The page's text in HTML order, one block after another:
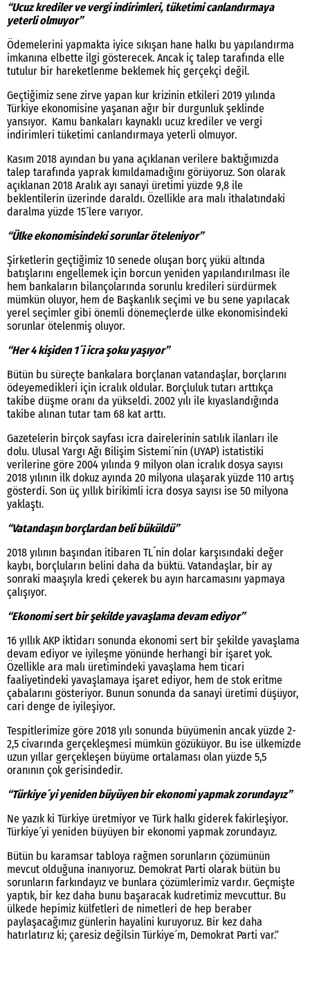
“Ucuz krediler ve vergi indirimleri, tüketimi canlandırmaya
yeterli olmuyor”
Ödemelerini yapmakta iyice sıkışan hane halkı bu yapılandırma
imkanına elbette ilgi gösterecek. Ancak iç talep tarafında elle
tutulur bir hareketlenme beklemek hiç gerçekçi değil.
Geçtiğimiz sene zirve yapan kur krizinin etkileri 2019 yılında
Türkiye ekonomisine yaşanan ağır bir durgunluk şeklinde
yansıyor. Kamu bankaları kaynaklı ucuz krediler ve vergi
indirimleri tüketimi canlandırmaya yeterli olmuyor.
Kasım 2018 ayından bu yana açıklanan verilere baktığımızda
talep tarafında yaprak kımıldamadığını görüyoruz. Son olarak
açıklanan 2018 Aralık ayı sanayi üretimi yüzde 9,8 ile
beklentilerin üzerinde daraldı. Özellikle ara malı ithalatındaki
daralma yüzde 15´lere varıyor.
“Ülke ekonomisindeki sorunlar öteleniyor”
Şirketlerin geçtiğimiz 10 senede oluşan borç yükü altında
batışlarını engellemek için borcun yeniden yapılandırılması ile
hem bankaların bilançolarında sorunlu kredileri sürdürmek
mümkün oluyor, hem de Başkanlık seçimi ve bu sene yapılacak
yerel seçimler gibi önemli dönemeçlerde ülke ekonomisindeki
sorunlar ötelenmiş oluyor.
“Her 4 kişiden 1´i icra şoku yaşıyor”
Bütün bu süreçte bankalara borçlanan vatandaşlar, borçlarını
ödeyemedikleri için icralık oldular. Borçluluk tutarı arttıkça
takibe düşme oranı da yükseldi. 2002 yılı ile kıyaslandığında
takibe alınan tutar tam 68 kat arttı.
Gazetelerin birçok sayfası icra dairelerinin satılık ilanları ile
dolu. Ulusal Yargı Ağı Bilişim Sistemi´nin (UYAP) istatistiki
verilerine göre 2004 yılında 9 milyon olan icralık dosya sayısı
2018 yılının ilk dokuz ayında 20 milyona ulaşarak yüzde 110 artış
gösterdi. Son üç yıllık birikimli icra dosya sayısı ise 50 milyona
yaklaştı.
“Vatandaşın borçlardan beli büküldü”
2018 yılının başından itibaren TL´nin dolar karşısındaki değer
kaybı, borçluların belini daha da büktü. Vatandaşlar, bir ay
sonraki maaşıyla kredi çekerek bu ayın harcamasını yapmaya
çalışıyor.
“Ekonomi sert bir şekilde yavaşlama devam ediyor”
16 yıllık AKP iktidarı sonunda ekonomi sert bir şekilde yavaşlama
devam ediyor ve iyileşme yönünde herhangi bir işaret yok.
Özellikle ara malı üretimindeki yavaşlama hem ticari
faaliyetindeki yavaşlamaya işaret ediyor, hem de stok eritme
çabalarını gösteriyor. Bunun sonunda da sanayi üretimi düşüyor,
cari denge de iyileşiyor.
Tespitlerimize göre 2018 yılı sonunda büyümenin ancak yüzde 2-
2,5 civarında gerçekleşmesi mümkün gözüküyor. Bu ise ülkemizde
uzun yıllar gerçekleşen büyüme ortalaması olan yüzde 5,5
oranının çok gerisindedir.
“Türkiye´yi yeniden büyüyen bir ekonomi yapmak zorundayız”
Ne yazık ki Türkiye üretmiyor ve Türk halkı giderek fakirleşiyor.
Türkiye´yi yeniden büyüyen bir ekonomi yapmak zorundayız.
Bütün bu karamsar tabloya rağmen sorunların çözümünün
mevcut olduğuna inanıyoruz. Demokrat Parti olarak bütün bu
sorunların farkındayız ve bunlara çözümlerimiz vardır. Geçmişte
yaptık, bir kez daha bunu başaracak kudretimiz mevcuttur. Bu
ülkede hepimiz külfetleri de nimetleri de hep beraber
paylaşacağımız günlerin hayalini kuruyoruz. Bir kez daha
hatırlatırız ki; çaresiz değilsin Türkiye´m, Demokrat Parti var.”